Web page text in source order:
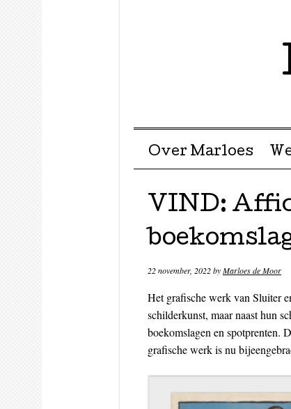
Menu ☰
Skip to content
Over Marloes
VIND:
22 november, 2022byMarloes de Moor
Het grafische werk van Sluiter
schilderkunst, maar naast hun
boekomslagen en spotprenten.
grafische werk is nu